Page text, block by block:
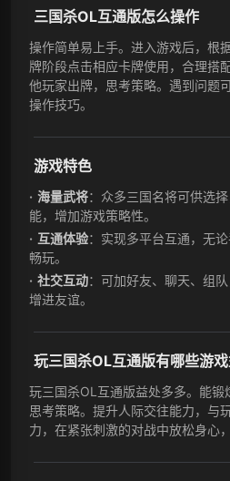
三国杀OL互通版怎么操作
操作简单易上手。进入游戏后，根
牌阶段点击相应卡牌使用，合理搭
他玩家出牌，思考策略。遇到问题
操作技巧。
游戏特色
海量武将：众多三国名将可供选
能，增加游戏策略性。
互通体验：实现多平台互通，无
畅玩。
社交互动：可加好友、聊天、组
增进友谊。
玩三国杀OL互通版有哪些游
玩三国杀OL互通版益处多多。能锻
思考策略。提升人际交往能力，与
力，在紧张刺激的对战中放松身心